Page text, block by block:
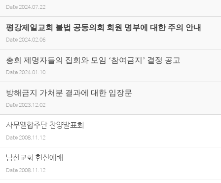
Date 2024.07.22
평강제일교회 불법 공동의회 회원 명부에 대한 주의 안내
Date 2024.02.06
총회 제명자들의 집회와 모임 ‘참여금지’ 결정 공고
Date 2024.01.10
방해금지 가처분 결과에 대한 입장문
Date 2023.12.02
사무엘합주단 찬양발표회
Date2008.11.12
남선교회 헌신예배
Date2008.11.12